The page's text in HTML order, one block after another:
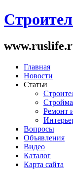
Главная
Новости
Статьи
Ремонт
Вопросы
Объявления
Видео
Каталог
Карта сайта